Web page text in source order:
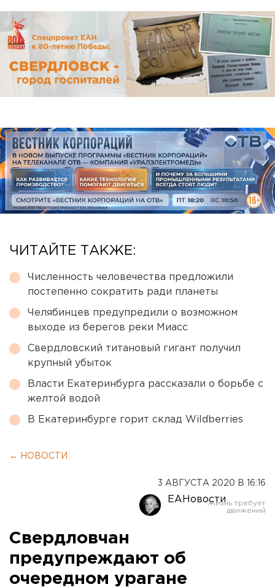
ЧИТАЙТЕ ТАКЖЕ:
Численность человечества предложили
постепенно сократить ради планеты
Челябинцев предупредили о возможном
выходе из берегов реки Миасс
Свердловский титановый гигант получил
крупный убыток
Власти Екатеринбурга рассказали о борьбе с
желтой водой
В Екатеринбурге горит склад Wildberries
← НОВОСТИ
3 АВГУСТА 2020 В 16:16
ЕАНовости
Свердловчан
предупреждают об
очередном урагане